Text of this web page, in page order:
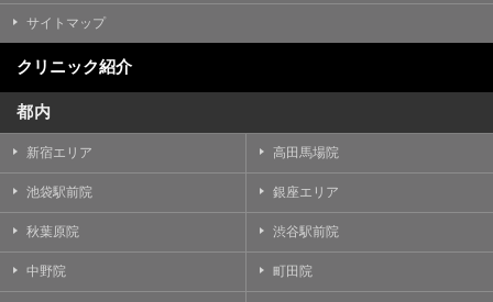
サイトマップ
クリニック紹介
都内
新宿エリア 高田馬場院
池袋駅前院 銀座エリア
秋葉原院 渋谷駅前院
中野院 町田院